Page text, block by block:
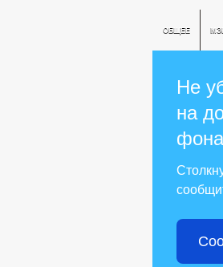
ОБЩЕЕ
Не
на